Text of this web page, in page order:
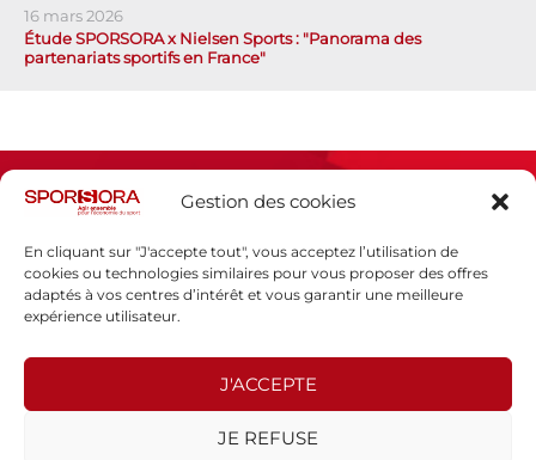
Gestion des cookies
En cliquant sur "J'accepte tout", vous acceptez l’utilisation de
cookies ou technologies similaires pour vous proposer des offres
adaptés à vos centres d’intérêt et vous garantir une meilleure
expérience utilisateur.
J'ACCEPTE
JE REFUSE
16 mars 2026
Étude SPORSORA x Nielsen Sports : "Panorama des
partenariats sportifs en France"
Espace presse
Politique de confidentialité
SPORSORA